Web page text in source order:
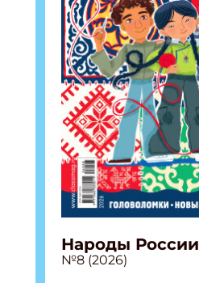
Народы России
№8 (2026)